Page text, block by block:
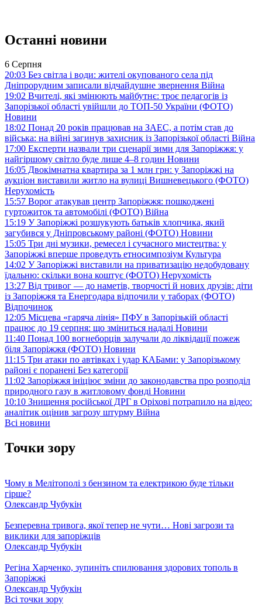
Останні новини
6 Серпня
20:03 Без світла і води: жителі окупованого села під
Дніпрорудним записали відчайдушне звернення Війна
19:02 Вчителі, які змінюють майбутнє: троє педагогів із
Запорізької області увійшли до ТОП-50 України (ФОТО)
Новини
18:02 Понад 20 років працював на ЗАЕС, а потім став до
війська: на війні загинув захисник із Запорізької області Війна
17:00 Експерти назвали три сценарії зими для Запоріжжя: у
найгіршому світло буде лише 4–8 годин Новини
16:05 Двокімнатна квартира за 1 млн грн: у Запоріжжі на
аукціон виставили житло на вулиці Вишневецького (ФОТО)
Нерухомість
15:57 Ворог атакував центр Запоріжжя: пошкоджені
гуртожиток та автомобілі (ФОТО) Війна
15:19 У Запоріжжі розшукують батьків хлопчика, який
загубився у Дніпровському районі (ФОТО) Новини
15:05 Три дні музики, ремесел і сучасного мистецтва: у
Запоріжжі вперше проведуть етносимпозіум Культура
14:02 У Запоріжжі виставили на приватизацію недобудовану
їдальню: скільки вона коштує (ФОТО) Нерухомість
13:27 Від тривог — до наметів, творчості й нових друзів: діти
із Запоріжжя та Енергодара відпочили у таборах (ФОТО)
Відпочинок
12:05 Місцева «гаряча лінія» ПФУ в Запорізькій області
працює до 19 серпня: що зміниться надалі Новини
11:40 Понад 100 вогнеборців залучали до ліквідації пожеж
біля Запоріжжя (ФОТО) Новини
11:15 Три атаки по автівках і удар КАБами: у Запорізькому
районі є поранені Без категорії
11:02 Запоріжжя ініціює зміни до законодавства про розподіл
природного газу в житловому фонді Новини
10:10 Знищення російської ДРГ в Оріхові потрапило на відео:
аналітик оцінив загрозу штурму Війна
Всі новини
Точки зору
Чому в Мелітополі з бензином та електрикою буде тільки
гірше?
Олександр Чубукін
Безперевна тривога, якої тепер не чути… Нові загрози та
виклики для запоріжців
Олександр Чубукін
Регіна Харченко, зупиніть спилювання здорових тополь в
Запоріжжі
Олександр Чубукін
Всі точки зору